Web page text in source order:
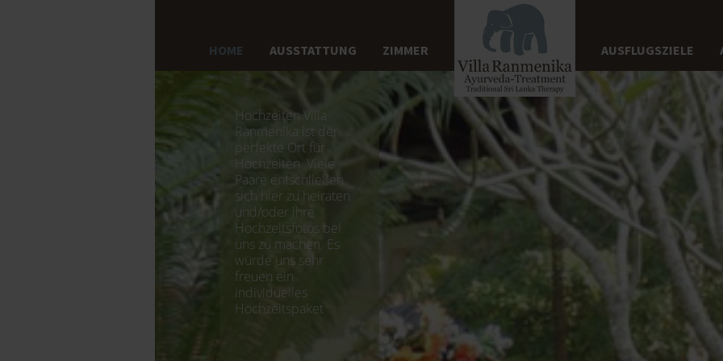
HOME AUSSTATTUNG ZIMMER AUSFLUGSZIELE
Hochzeiten Villa
Ranmenika ist der
perfekte Ort für
Hochzeiten. Viele
Paare entschließen
sich hier zu heiraten
und/oder ihre
Hochzeitsfotos bei
uns zu machen. Es
würde uns sehr
freuen ein
individuelles
Hochzeitspaket